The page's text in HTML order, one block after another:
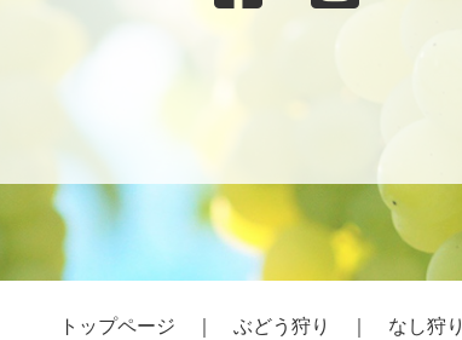
トップページ ぶどう狩り なし狩り